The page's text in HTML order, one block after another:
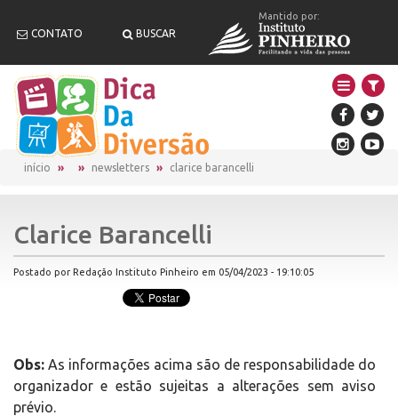
CONTATO BUSCAR
Mantido por:
início newsletters clarice barancelli
Clarice Barancelli
Postado por Redação Instituto Pinheiro em 05/04/2023 - 19:10:05
Obs: As informações acima são de responsabilidade do
organizador e estão sujeitas a alterações sem aviso
prévio.